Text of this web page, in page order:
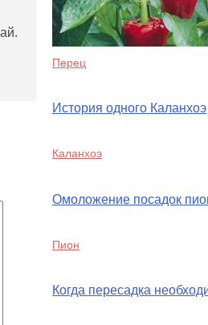
Перец
История одного Каланхоэ
Каланхоэ
Омоложение посадок
Пион
Когда пересадка